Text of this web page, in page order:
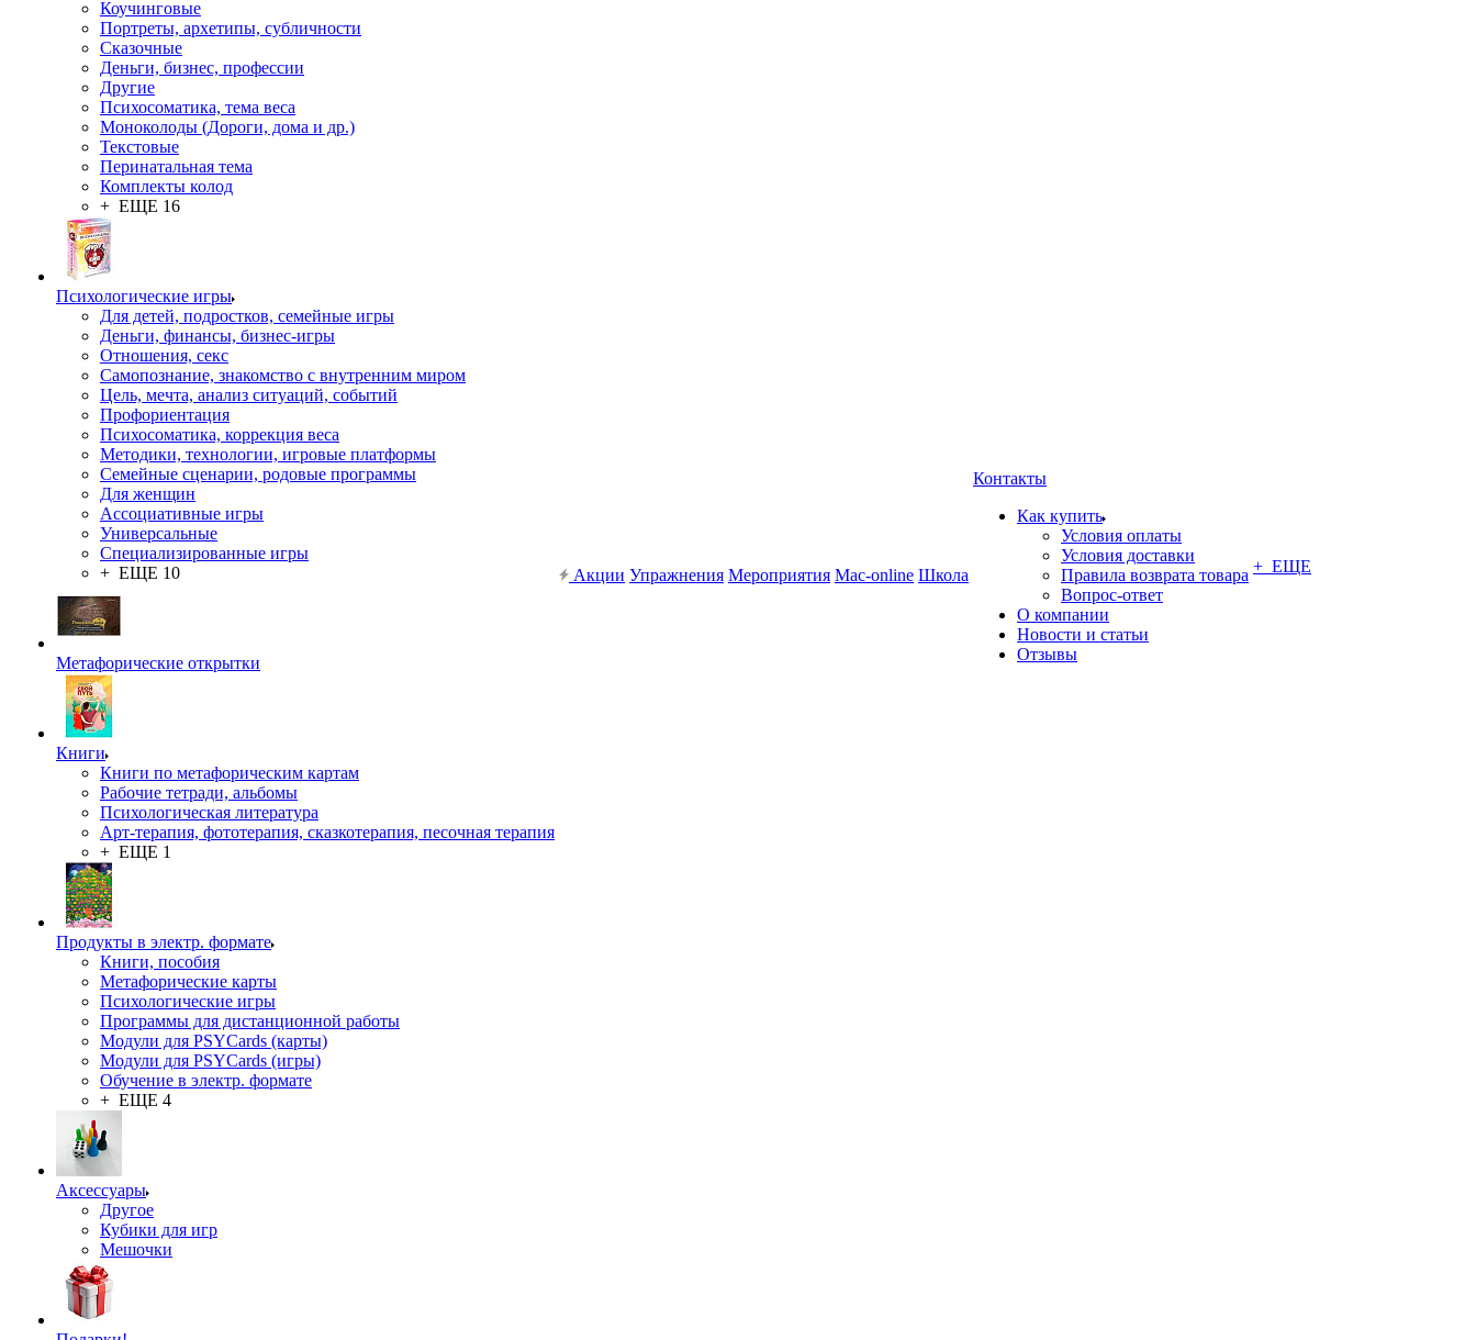
Коучинговые
Портреты, архетипы, субличности
Сказочные
Деньги, бизнес, профессии
Другие
Психосоматика, тема веса
Моноколоды (Дороги, дома и др.)
Текстовые
Перинатальная тема
Комплекты колод
+ ЕЩЕ 16
Психологические игры
Для детей, подростков, семейные игры
Деньги, финансы, бизнес-игры
Отношения, секс
Самопознание, знакомство с внутренним миром
Цель, мечта, анализ ситуаций, событий
Профориентация
Психосоматика, коррекция веса
Методики, технологии, игровые платформы
Семейные сценарии, родовые программы
Для женщин
Ассоциативные игры
Универсальные
Специализированные игры
+ ЕЩЕ 10
Метафорические открытки
Книги
Книги по метафорическим картам
Рабочие тетради, альбомы
Психологическая литература
Арт-терапия, фототерапия, сказкотерапия, песочная терапия
+ ЕЩЕ 1
Продукты в электр. формате
Книги, пособия
Метафорические карты
Психологические игры
Программы для дистанционной работы
Модули для PSYCards (карты)
Модули для PSYCards (игры)
Обучение в электр. формате
+ ЕЩЕ 4
Аксессуары
Другое
Кубики для игр
Мешочки
Акции Упражнения Мероприятия Mac-online Школа
Контакты
Как купить
Условия оплаты
Условия доставки
Правила возврата товара
Вопрос-ответ
О компании
Новости и статьи
Отзывы
+ ЕЩЕ